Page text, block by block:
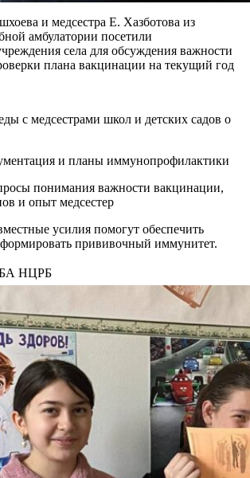
и медсестра Е. Хазботова из
амбулатории посетили
села для обсуждения важности
плана вакцинации на текущий год
с медсестрами школ и детских садов о
и планы иммунопрофилактики
понимания важности вакцинации,
и опыт медсестер
усилия помогут обеспечить
прививочный иммунитет.
НЦРБ